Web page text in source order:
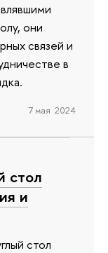
они
связей и
в
7 мая 2024
стол
и
стол